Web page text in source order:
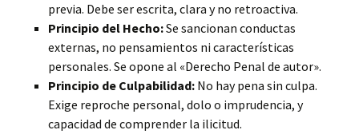
previa. Debe ser escrita, clara y no retroactiva.
Principio del Hecho:Se sancionan conductas
externas, no pensamientos ni características
personales. Se opone al «Derecho Penal de autor».
Principio de Culpabilidad: No hay pena sin culpa.
Exige reproche personal, dolo o imprudencia, y
capacidad de comprender la ilicitud.